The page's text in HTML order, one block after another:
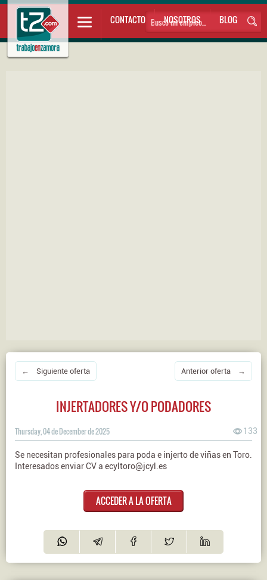
CONTACTO NOSOTROS BLOG
← Siguiente oferta Anterior oferta →
INJERTADORES Y/O PODADORES
Thursday, 04 de December de 2025 133
Se necesitan profesionales para poda e injerto de viñas en Toro.
Interesados enviar CV a ecyltoro@jcyl.es
ACCEDER A LA OFERTA